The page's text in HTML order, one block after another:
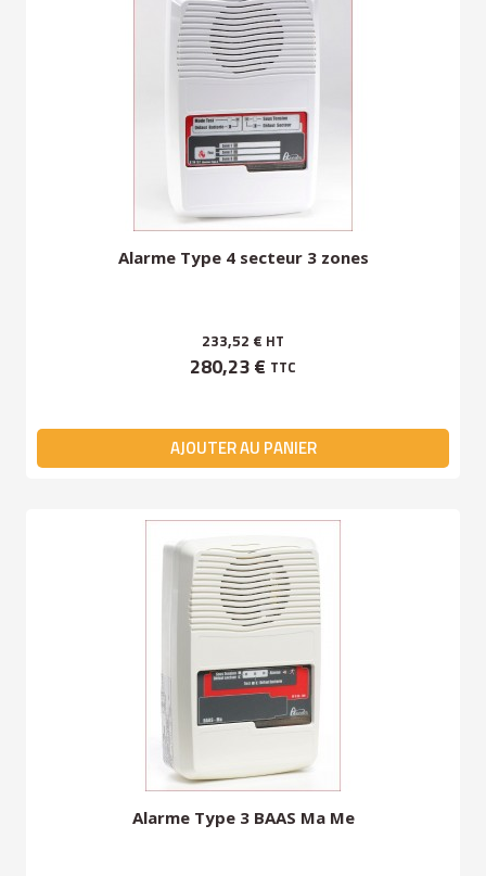
Alarme Type 4 secteur 3 zones
233,52 € HT
280,23 € TTC
AJOUTER AU PANIER
Alarme Type 3 BAAS Ma Me